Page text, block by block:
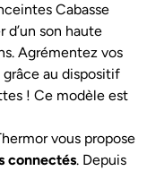
Cabasse
son haute
Agrémentez vos
grâce au dispositif
! Ce modèle est
vous propose
connectés. Depuis